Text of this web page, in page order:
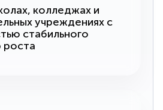
колледжах и
учреждениях с
стабильного
роста